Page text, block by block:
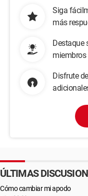
Siga
más
Destaque
miembros
Disfrute
ÚLTIMAS
Cómo cambiar mi apodo